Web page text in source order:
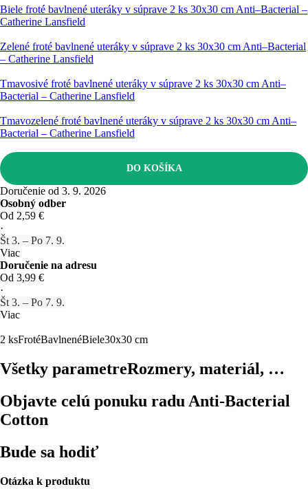
Biele froté bavlnené uteráky v súprave 2 ks 30x30 cm Anti–Bacterial –
Catherine Lansfield
Zelené froté bavlnené uteráky v súprave 2 ks 30x30 cm Anti–Bacterial
– Catherine Lansfield
Tmavosivé froté bavlnené uteráky v súprave 2 ks 30x30 cm Anti–
Bacterial – Catherine Lansfield
Tmavozelené froté bavlnené uteráky v súprave 2 ks 30x30 cm Anti–
Bacterial – Catherine Lansfield
DO KOŠÍKA
Doručenie od 3. 9. 2026
Osobný odber
Od 2,59 €
·
Št 3. – Po 7. 9.
Viac
Doručenie na adresu
Od 3,99 €
·
Št 3. – Po 7. 9.
Viac
2 ksFrotéBavlnenéBiele30x30 cm
Všetky parametreRozmery, materiál, …
Objavte celú ponuku radu Anti-Bacterial
Cotton
Bude sa hodiť
Otázka k produktu